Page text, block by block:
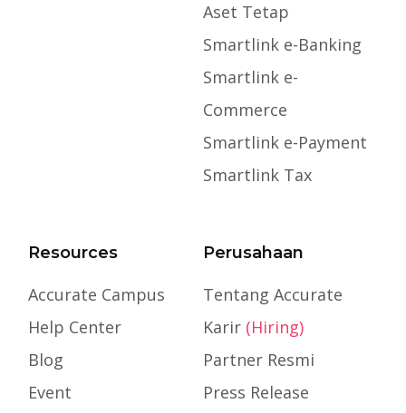
Aset Tetap
Smartlink e-Banking
Smartlink e-
Commerce
Smartlink e-Payment
Smartlink Tax
Resources
Accurate Campus
Help Center
Blog
Event
Perusahaan
Tentang Accurate
Karir (Hiring)
Partner Resmi
Press Release